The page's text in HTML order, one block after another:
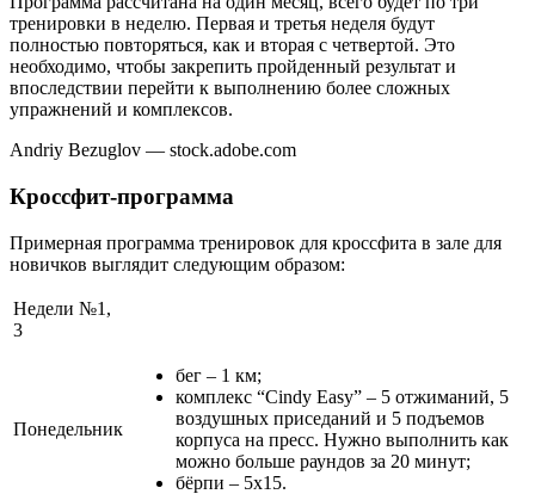
тренировки в неделю. Первая и третья неделя будут
полностью повторяться, как и вторая с четвертой. Это
необходимо, чтобы закрепить пройденный результат и
впоследствии перейти к выполнению более сложных
упражнений и комплексов.
Andriy Bezuglov — stock.adobe.com
Кроссфит-программа
Примерная программа тренировок для кроссфита в зале для
новичков выглядит следующим образом:
Недели №1,
3
Понедельник
бег – 1 км;
комплекс “Cindy Easy” – 5 отжиманий, 5
воздушных приседаний и 5 подъемов
корпуса на пресс. Нужно выполнить как
можно больше раундов за 20 минут;
бёрпи – 5х15.